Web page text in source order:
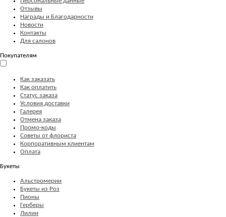
Отзывы
Награды и Благодарности
Новости
Контакты
Для салонов
Покупателям
Как заказать
Как оплатить
Статус заказа
Условия доставки
Галерея
Отмена заказа
Промо-коды
Советы от флориста
Корпоративным клиентам
Оплата
Букеты
Альстромерии
Букеты из Роз
Пионы
Герберы
Лилии